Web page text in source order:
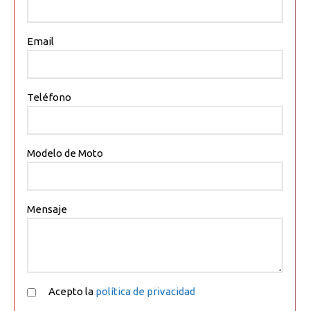
Email
Teléfono
Modelo de Moto
Mensaje
Acepto la política de privacidad